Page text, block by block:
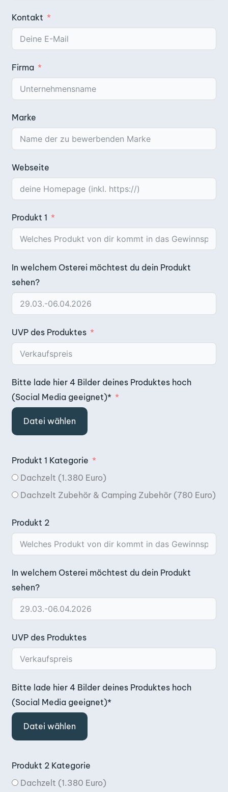
Kontakt
Firma
Marke
Webseite
Produkt 1
In welchem Osterei möchtest du dein Produkt
sehen?
UVP des Produktes
Bitte lade hier 4 Bilder deines Produktes hoch
(Social Media geeignet)*
Datei wählen
Produkt 1 Kategorie
Dachzelt (1.380 Euro)
Dachzelt Zubehör & Camping Zubehör (780 Euro)
Produkt 2
In welchem Osterei möchtest du dein Produkt
sehen?
UVP des Produktes
Bitte lade hier 4 Bilder deines Produktes hoch
(Social Media geeignet)*
Datei wählen
Produkt 2 Kategorie
Dachzelt (1.380 Euro)